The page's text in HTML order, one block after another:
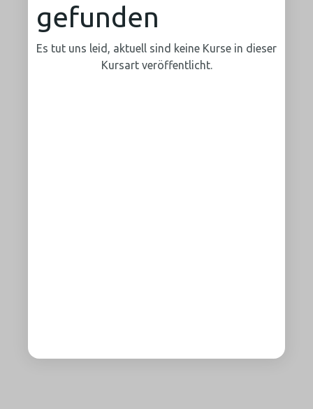
gefunden
Es tut uns leid, aktuell sind keine Kurse in dieser
Kursart veröffentlicht.